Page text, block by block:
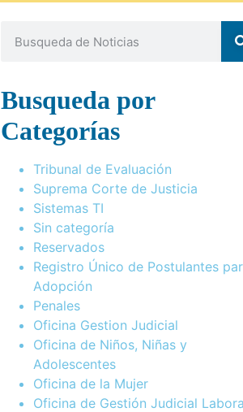
Busqueda por
Categorías
Tribunal de Evaluación
Suprema Corte de Justicia
Sistemas TI
Sin categoría
Reservados
Registro Único de Postulantes
Adopción
Penales
Oficina Gestion Judicial
Oficina de Niños, Niñas y
Adolescentes
Oficina de la Mujer
Oficina de Gestión Judicial